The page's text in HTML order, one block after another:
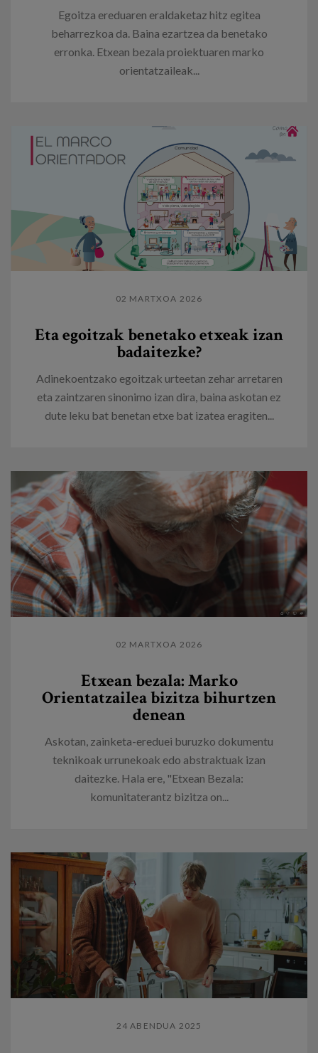
Egoitza ereduaren eraldaketaz hitz egitea
beharrezkoa da. Baina ezartzea da benetako
erronka. Etxean bezala proiektuaren marko
orientatzaileak...
02 MARTXOA 2026
Eta egoitzak benetako etxeak izan
badaitezke?
Adinekoentzako egoitzak urteetan zehar arretaren
eta zaintzaren sinonimo izan dira, baina askotan ez
dute leku bat benetan etxe bat izatea eragiten...
02 MARTXOA 2026
Etxean bezala: Marko
Orientatzailea bizitza bihurtzen
denean
Askotan, zainketa-ereduei buruzko dokumentu
teknikoak urrunekoak edo abstraktuak izan
daitezke. Hala ere, "Etxean Bezala:
komunitaterantz bizitza on...
24 ABENDUA 2025